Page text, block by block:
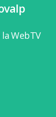
WebTV